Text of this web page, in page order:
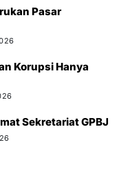
Pasar
Korupsi Hanya
Sekretariat GPBJ